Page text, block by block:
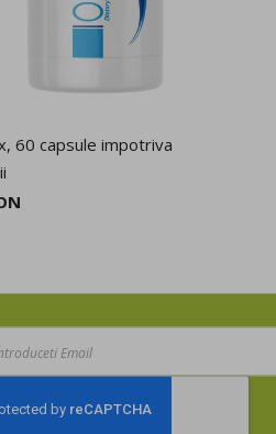
60 capsule impotriva